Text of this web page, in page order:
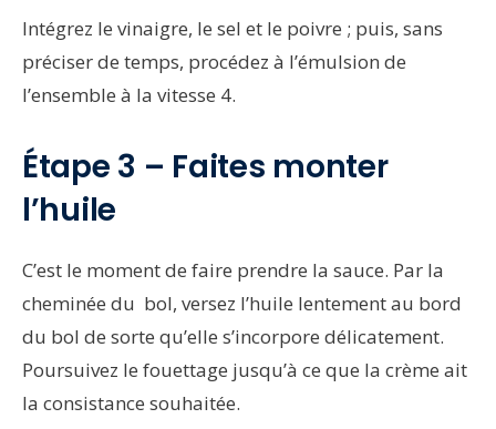
Intégrez le vinaigre, le sel et le poivre ; puis, sans
préciser de temps, procédez à l’émulsion de
l’ensemble à la vitesse 4.
Étape 3 – Faites monter
l’huile
C’est le moment de faire prendre la sauce. Par la
cheminée du bol, versez l’huile lentement au bord
du bol de sorte qu’elle s’incorpore délicatement.
Poursuivez le fouettage jusqu’à ce que la crème ait
la consistance souhaitée.